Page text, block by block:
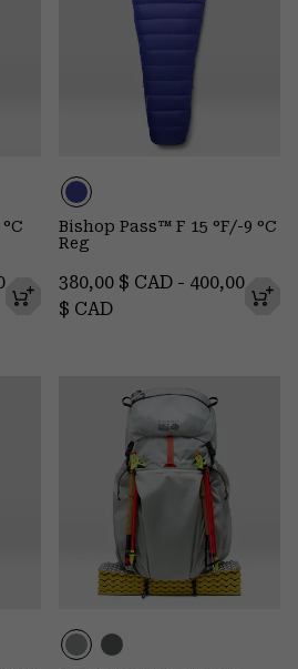
price:
Bishop Pass™ F 15 °F/-9 °C
Reg
Minimum price:
380,00 $ CAD - Maximum
400,00
$ CAD